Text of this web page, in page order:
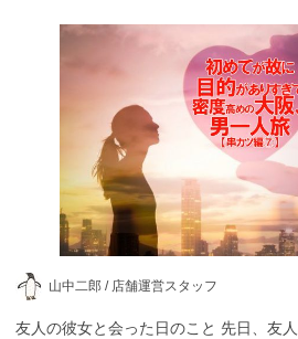
山中二郎 / 店舗運営スタッフ
友人の彼女と会った日のこと 先日、友